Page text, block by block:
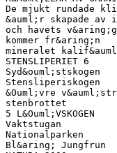
De mjukt rundade
&auml;r skapade av
och havets
kommer fr&aring;n
mineralet
STENSLIPERIET 6
Syd&ouml;stskogen
Stensliperiskogen
&Ouml;vre
stenbrottet
5 L&Ouml;VSKOGEN
Vaktstugan
Nationalparken
Bl&aring; Jungfrun